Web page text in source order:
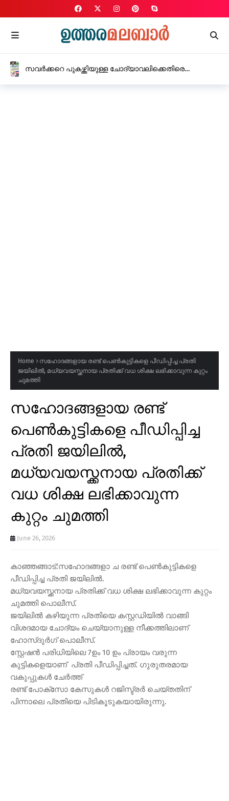
ഫോണിൽ ഭീഷണിപെടുത്തി പണം തട്ടാൻ ശ്രമമെന്ന്,
പേർക്കെതിരെ കേസ്
Home
സഹോദങ്ങളായ രണ്ട് പെൺകുട്ടികളെ പീഡിപ്പിച്ച പ്രതി
ജയിലിൽ, മധ്യവയസ്ക്കനായ പ്രതിക്ക് വധ ശിക്ഷ ലഭിക്കാവുന്ന കുറ്റം
ചുമത്തി
സഹോദങ്ങളായ രണ്ട്
പെൺകുട്ടികളെ പീഡിപ്പിച്ച
പ്രതി ജയിലിൽ,
മധ്യവയസ്ക്കനായ പ്രതിക്ക്
വധ ശിക്ഷ ലഭിക്കാവുന്ന
കുറ്റം ചുമത്തി
June 26, 2026
കാഞ്ഞങ്ങാട്:സഹോദങ്ങളാ ച രണ്ട് പെൺകുട്ടികളെ
പീഡിപ്പിച്ച പ്രതി ജയിലിൽ.
മധ്യവയസ്ക്കനായ പ്രതിക്ക് വധ ശിക്ഷ ലഭിക്കാവുന്ന കുറ്റം
ചുമത്തി പൊലീസ്.
ജയിലിൽ കഴിയുന്ന പ്രതിയെ കസ്റ്റഡിയിൽ വാങ്ങി
വിശദമായ ചോദ്യം ചെയ്യാനുള്ള നീക്കത്തിലാണ്
ഹോസ്ദുർഗ് പൊലീസ്.
സ്റ്റേഷൻ പരിധിയിലെ 7ഉം 10 ഉം പ്രായം വരുന്ന
കുട്ടികളെയാണ് പ്രതി പീഡിപ്പിച്ചത്. ഗുരുതരമായ
വകുപ്പുകൾ ചേർത്ത്
രണ്ട് പോക്സോ കേസുകൾ റജിസ്ട്രർ ചെയ്തതിന്
പിന്നാലെ പ്രതിയെ പിടികൂടുകയായിരുന്നു.